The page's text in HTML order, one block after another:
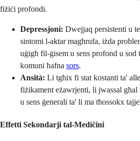
fiżiċi profondi.
Depressjoni: Dwejjaq persistenti u
sintomi l-aktar magħrufa, iżda
uġigħ fil-ġisem u sens profond u sod
komuni ħafna sors.
Ansità: Li tgħix fi stat kostanti ta'
fiżikament eżawrjenti, li jwassal
u sens ġenerali ta' li ma tħossokx
Effetti Sekondarji tal-Mediċini